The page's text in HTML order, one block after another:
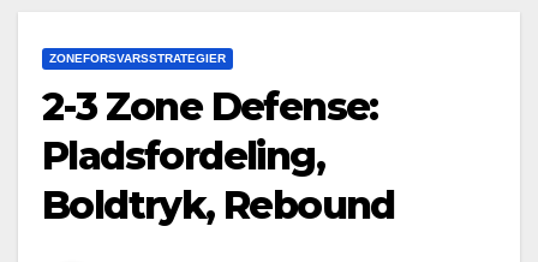
ZONEFORSVARSSTRATEGIER
2-3 Zone Defense:
Pladsfordeling,
Boldtryk, Rebound